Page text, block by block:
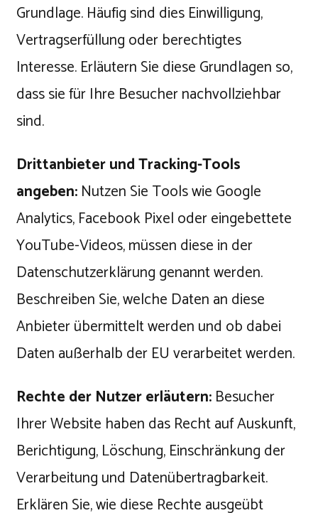
Grundlage. Häufig sind dies Einwilligung,
Vertragserfüllung oder berechtigtes
Interesse. Erläutern Sie diese Grundlagen so,
dass sie für Ihre Besucher nachvollziehbar
sind.
Drittanbieter und Tracking-Tools
angeben: Nutzen Sie Tools wie Google
Analytics, Facebook Pixel oder eingebettete
YouTube-Videos, müssen diese in der
Datenschutzerklärung genannt werden.
Beschreiben Sie, welche Daten an diese
Anbieter übermittelt werden und ob dabei
Daten außerhalb der EU verarbeitet werden.
Rechte der Nutzer erläutern: Besucher
Ihrer Website haben das Recht auf Auskunft,
Berichtigung, Löschung, Einschränkung der
Verarbeitung und Datenübertragbarkeit.
Erklären Sie, wie diese Rechte ausgeübt